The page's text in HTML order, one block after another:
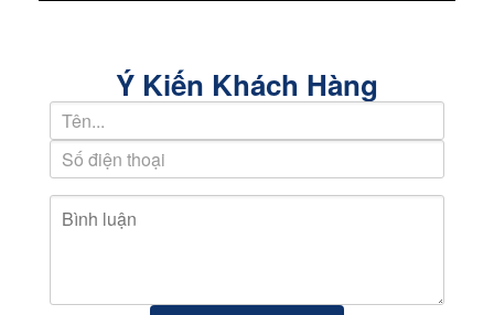
Ý Kiến Khách Hàng